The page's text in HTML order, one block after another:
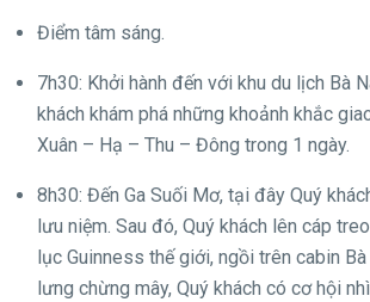
Điểm tâm sáng.
7h30: Khởi hành đến với khu du lịch Bà
khách khám phá những khoảnh khắc
Xuân – Hạ – Thu – Đông trong 1 ngày.
8h30: Đến Ga Suối Mơ, tại đây Quý
lưu niệm. Sau đó, Quý khách lên cáp
lục Guinness thế giới, ngồi trên cabin
lưng chừng mây, Quý khách có cơ hội